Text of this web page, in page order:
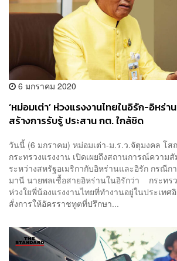
6 มกราคม 2020
‘หม่อมเต่า’ ห่วงแรงงานไทยในอิรัก-อิหร่
สร้างการรับรู้ ประสาน กต. ใกล้ชิด
วันนี้ (6 มกราคม) หม่อมเต่า-ม.ร.ว.จัตุมงคล โ
กระทรวงแรงงาน เปิดเผยถึงสถานการณ์ความ
ระหว่างสหรัฐอเมริกากับอิหร่านและอิรัก กรณีก
มานี นายพลเชื้อสายอิหร่านในอิรักว่า กระทร
ห่วงใยพี่น้องแรงงานไทยที่ทำงานอยู่ในประเทศ
สั่งการให้อัครราชทูตที่ปรึกษา...